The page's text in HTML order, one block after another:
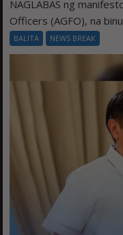
NAGLABAS ng
Officers (AGFO), na
BALITA NEWS BREAK